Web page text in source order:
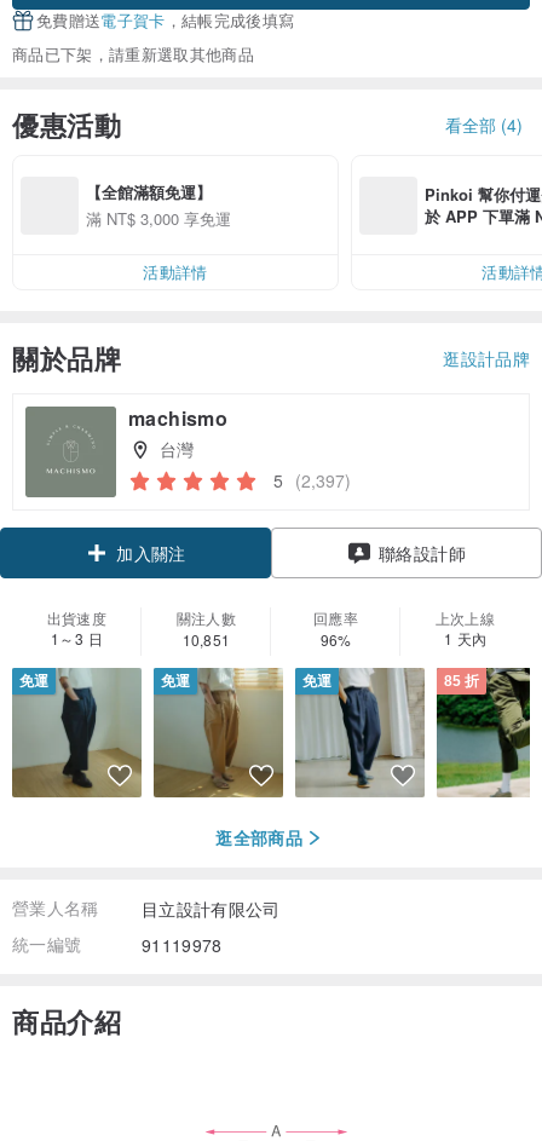
免費贈送電子賀卡 ，結帳完成後填寫
商品已下架，請重新選取其他商品
優惠活動 看全部 (4)
【全館滿額免運】
滿 NT$ 3,000 享免運
活動詳情
Pinkoi 幫你付
於 APP 下單滿
活動詳
關於品牌 逛設計品牌
machismo
台灣
5 (2,397)
加入關注 聯絡設計師
出貨速度
1～3 日
關注人數
10,851
回應率
96%
上次上線
1 天內
免運 免運 免運 85 折
逛全部商品
營業人名稱
目立設計有限公司
統一編號
91119978
商品介紹